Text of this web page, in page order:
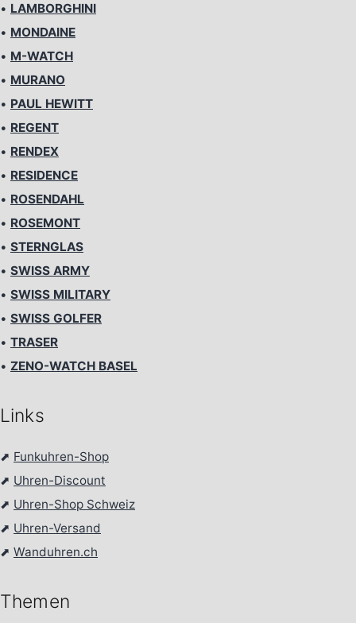
• LAMBORGHINI
• MONDAINE
• M-WATCH
• MURANO
• PAUL HEWITT
• REGENT
• RENDEX
• RESIDENCE
• ROSENDAHL
• ROSEMONT
• STERNGLAS
• SWISS ARMY
• SWISS MILITARY
• SWISS GOLFER
• TRASER
• ZENO-WATCH BASEL
Links
⬈ Funkuhren-Shop
⬈ Uhren-Discount
⬈ Uhren-Shop Schweiz
⬈ Uhren-Versand
⬈ Wanduhren.ch
Themen